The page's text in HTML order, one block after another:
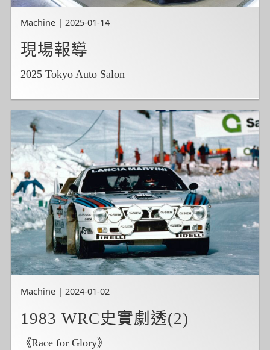
Machine | 2025-01-14
現場報導
2025 Tokyo Auto Salon
Machine | 2024-01-02
1983 WRC史實劇透(2)
《Race for Glory》